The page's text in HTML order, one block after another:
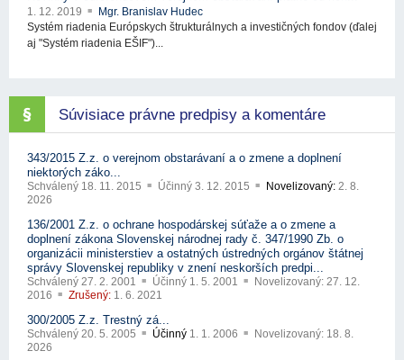
1. 12. 2019
Mgr. Branislav Hudec
Systém riadenia Európskych štrukturálnych a investičných fondov (ďalej
aj "Systém riadenia EŠIF")...
Súvisiace právne predpisy a komentáre
343/2015 Z.z. o verejnom obstarávaní a o zmene a doplnení
niektorých záko...
Schválený 18. 11. 2015 Účinný 3. 12. 2015 Novelizovaný: 2. 8.
2026
136/2001 Z.z. o ochrane hospodárskej súťaže a o zmene a
doplnení zákona Slovenskej národnej rady č. 347/1990 Zb. o
organizácii ministerstiev a ostatných ústredných orgánov štátnej
správy Slovenskej republiky v znení neskorších predpi...
Schválený 27. 2. 2001 Účinný 1. 5. 2001 Novelizovaný: 27. 12.
2016
Zrušený: 1. 6. 2021
300/2005 Z.z. Trestný zá...
Schválený 20. 5. 2005 Účinný 1. 1. 2006 Novelizovaný: 18. 8.
2026